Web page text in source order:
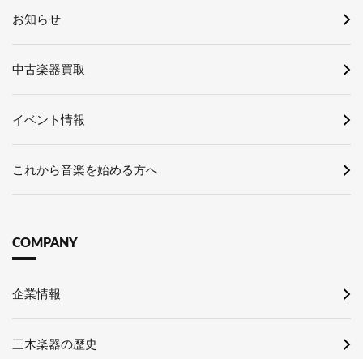
お知らせ
中古楽器買取
イベント情報
これから音楽を始める方へ
COMPANY
企業情報
三木楽器の歴史